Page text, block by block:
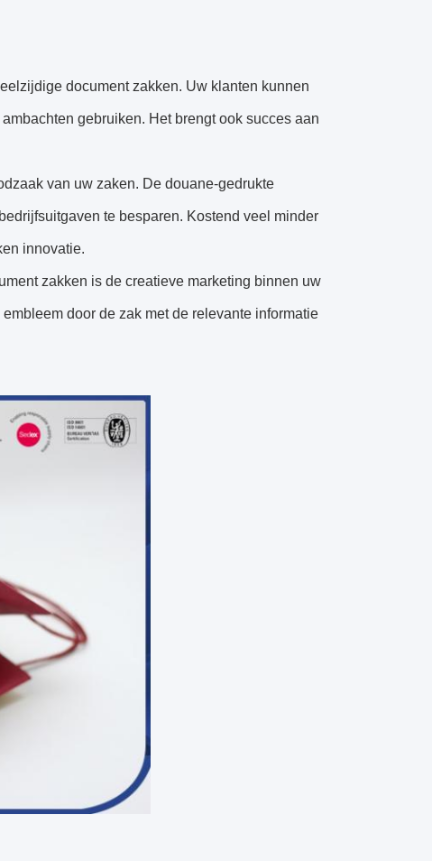
document zakken. Uw klanten kunnen
gebruiken. Het brengt ook succes aan
van uw zaken. De douane-gedrukte
te besparen. Kostend veel minder
innovatie.
zakken is de creatieve marketing binnen uw
door de zak met de relevante informatie